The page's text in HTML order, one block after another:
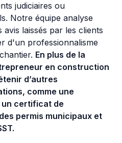
judiciaires ou
Notre équipe analyse
laissés par les clients
d'un professionnalisme
En plus de la
en construction
d’autres
comme une
un certificat de
permis municipaux et